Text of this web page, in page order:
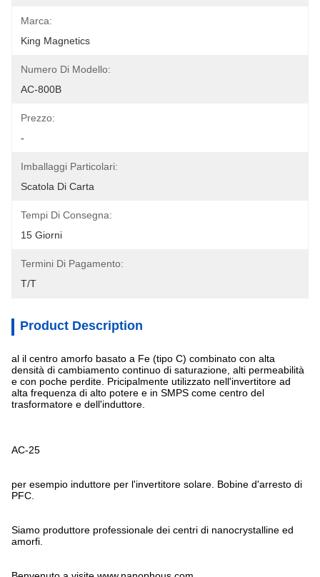
Marca:
King Magnetics
Numero Di Modello:
AC-800B
Prezzo:
-
Imballaggi Particolari:
Scatola Di Carta
Tempi Di Consegna:
15 Giorni
Termini Di Pagamento:
T/T
Product Description
al il centro amorfo basato a Fe (tipo C) combinato con alta
densità di cambiamento continuo di saturazione, alti permeabilità
e con poche perdite. Pricipalmente utilizzato nell'invertitore ad
alta frequenza di alto potere e in SMPS come centro del
trasformatore e dell'induttore.
AC-25
per esempio induttore per l'invertitore solare. Bobine d'arresto di
PFC.
Siamo produttore professionale dei centri di nanocrystalline ed
amorfi.